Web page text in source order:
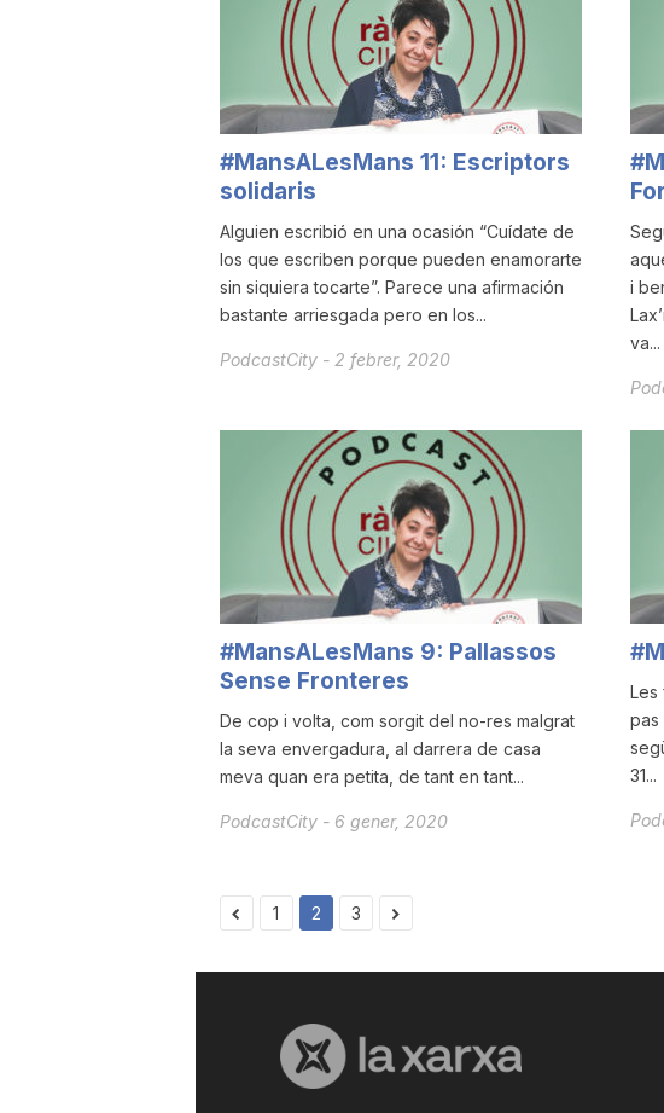
#MansALesMans 11: Escriptors
solidaris
Alguien escribió en una ocasión “Cuídate de
los que escriben porque pueden enamorarte
sin siquiera tocarte”. Parece una afirmación
bastante arriesgada pero en los...
PodcastCity - 2 febrer, 2020
i
va...
#MansALesMans 9: Pallassos
Sense Fronteres
De cop i volta, com sorgit del no-res malgrat
la seva envergadura, al darrera de casa
meva quan era petita, de tant en tant...
PodcastCity - 6 gener, 2020
Les
pas
31...
1 2 3